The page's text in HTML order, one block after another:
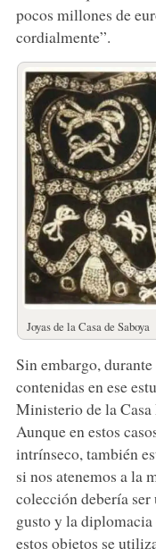
pocos millones de
cordialmente”.
Joyas de la Casa de Saboya
Sin embargo, durante
contenidas en ese
Ministerio de la
Aunque en estos
intrínseco, también
si nos atenemos a la
colección debería
gusto y la
estos objetos se